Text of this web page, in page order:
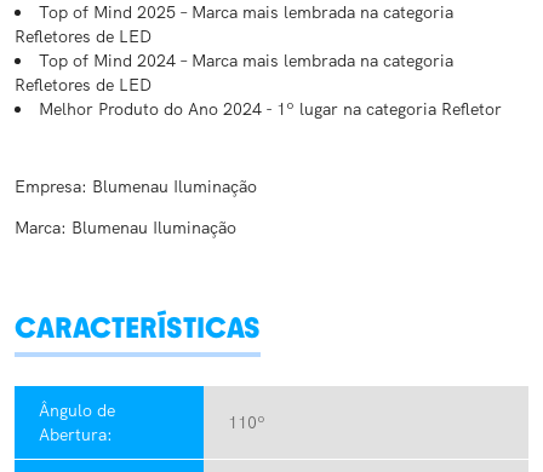
Top of Mind 2025 – Marca mais lembrada na categoria
Refletores de LED
Top of Mind 2024 – Marca mais lembrada na categoria
Refletores de LED
Melhor Produto do Ano 2024 - 1º lugar na categoria Refletor
Empresa: Blumenau Iluminação
Marca: Blumenau Iluminação
CARACTERÍSTICAS
Ângulo de
Abertura:
110º